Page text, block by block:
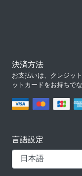
決済方法
お支払いは、クレジッ
ットカードをお持ちで
言語設定